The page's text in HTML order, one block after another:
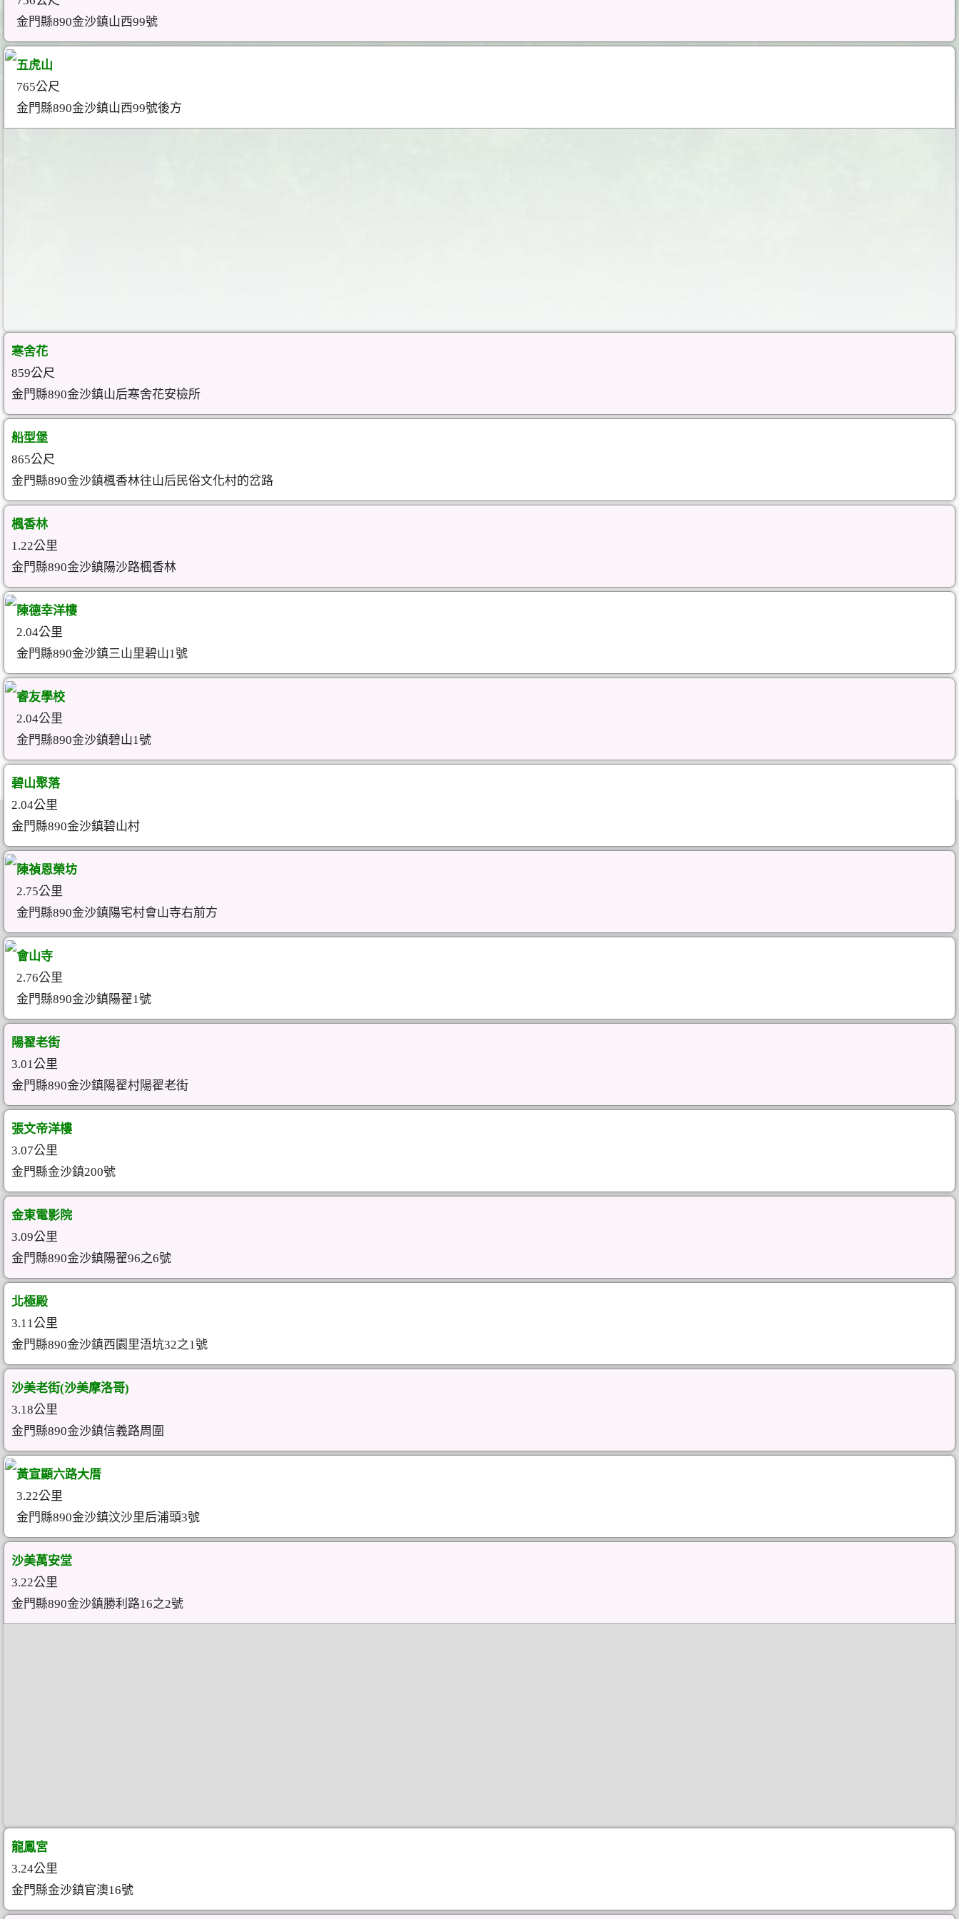
金門縣890金沙鎮山西99號
五虎山
765公尺
金門縣890金沙鎮山西99號後方
寒舍花
859公尺
金門縣890金沙鎮山后寒舍花安檢所
船型堡
865公尺
金門縣890金沙鎮楓香林往山后民俗文化村的岔路
楓香林
1.22公里
金門縣890金沙鎮陽沙路楓香林
陳德幸洋樓
2.04公里
金門縣890金沙鎮三山里碧山1號
睿友學校
2.04公里
金門縣890金沙鎮碧山1號
碧山聚落
2.04公里
金門縣890金沙鎮碧山村
陳禎恩榮坊
2.75公里
金門縣890金沙鎮陽宅村會山寺右前方
會山寺
2.76公里
金門縣890金沙鎮陽翟1號
陽翟老街
3.01公里
金門縣890金沙鎮陽翟村陽翟老街
張文帝洋樓
3.07公里
金門縣金沙鎮200號
金東電影院
3.09公里
金門縣890金沙鎮陽翟96之6號
北極殿
3.11公里
金門縣890金沙鎮西園里浯坑32之1號
沙美老街(沙美摩洛哥)
3.18公里
金門縣890金沙鎮信義路周圍
黃宣顯六路大厝
3.22公里
金門縣890金沙鎮汶沙里后浦頭3號
沙美萬安堂
3.22公里
金門縣890金沙鎮勝利路16之2號
龍鳳宮
3.24公里
金門縣金沙鎮官澳16號